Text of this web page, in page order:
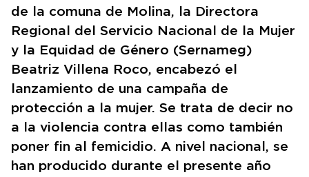
de la comuna de Molina, la Directora
Regional del Servicio Nacional de la Mujer
y la Equidad de Género (Sernameg)
Beatriz Villena Roco, encabezó el
lanzamiento de una campaña de
protección a la mujer. Se trata de decir no
a la violencia contra ellas como también
poner fin al femicidio. A nivel nacional, se
han producido durante el presente año